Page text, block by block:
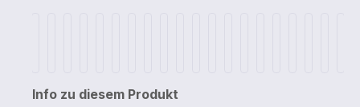
Info zu diesem Produkt